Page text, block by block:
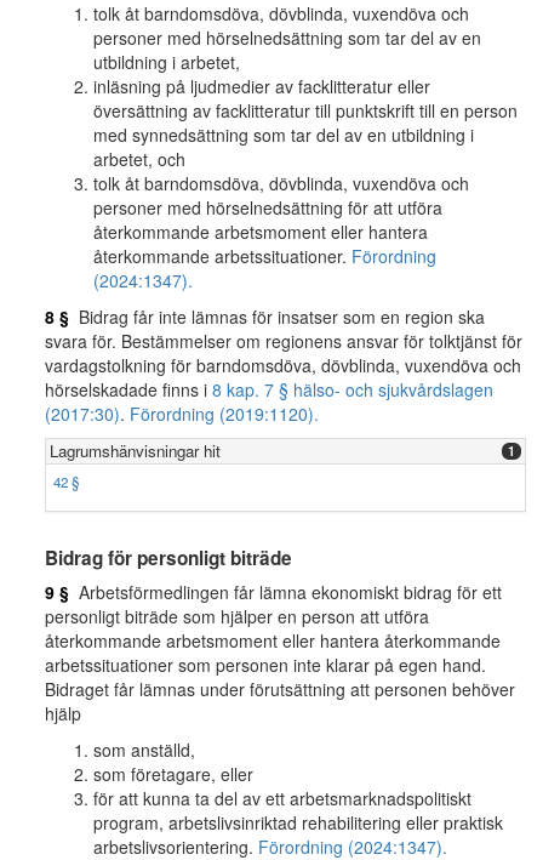
tolk åt barndomsdöva, dövblinda, vuxendöva och
personer med hörselnedsättning som tar del av en
utbildning i arbetet,
inläsning på ljudmedier av facklitteratur eller
översättning av facklitteratur till punktskrift till en person
med synnedsättning som tar del av en utbildning i
arbetet, och
tolk åt barndomsdöva, dövblinda, vuxendöva och
personer med hörselnedsättning för att utföra
återkommande arbetsmoment eller hantera
återkommande arbetssituationer. Förordning
(2024:1347).
8 § Bidrag får inte lämnas för insatser som en region ska
svara för. Bestämmelser om regionens ansvar för tolktjänst för
vardagstolkning för barndomsdöva, dövblinda, vuxendöva och
hörselskadade finns i 8 kap. 7 § hälso- och sjukvårdslagen
(2017:30). Förordning (2019:1120).
Lagrumshänvisningar hit 1
42 §
Bidrag för personligt biträde
9 § Arbetsförmedlingen får lämna ekonomiskt bidrag för ett
personligt biträde som hjälper en person att utföra
återkommande arbetsmoment eller hantera återkommande
arbetssituationer som personen inte klarar på egen hand.
Bidraget får lämnas under förutsättning att personen behöver
hjälp
som anställd,
som företagare, eller
för att kunna ta del av ett arbetsmarknadspolitiskt
program, arbetslivsinriktad rehabilitering eller praktisk
arbetslivsorientering. Förordning (2024:1347).